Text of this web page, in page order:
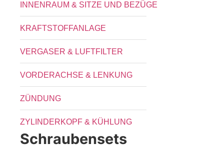
INNENRAUM & SITZE UND BEZÜGE
KRAFTSTOFFANLAGE
VERGASER & LUFTFILTER
VORDERACHSE & LENKUNG
ZÜNDUNG
ZYLINDERKOPF & KÜHLUNG
Schraubensets